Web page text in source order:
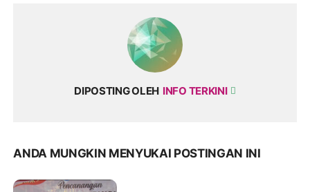
DIPOSTING OLEH INFO TERKINI
ANDA MUNGKIN MENYUKAI POSTINGAN INI